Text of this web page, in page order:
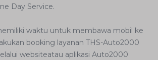
Day Service.
waktu untuk membawa mobil ke
booking layanan THS-Auto2000
websiteatau aplikasi Auto2000